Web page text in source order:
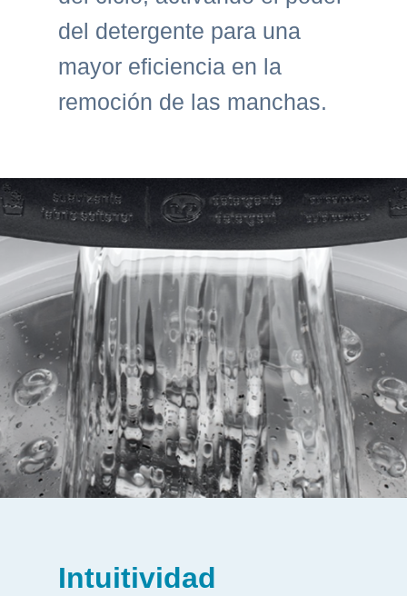
del detergente para una
mayor eficiencia en la
remoción de las manchas.
Intuitividad